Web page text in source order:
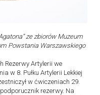
ze zbiorów Muzeum
Powstania Warszawskiego
Rezerwy Artylerii we
w 8. Pułku Artylerii Lekkiej
w ćwiczeniach 29.
rezerwy. Na